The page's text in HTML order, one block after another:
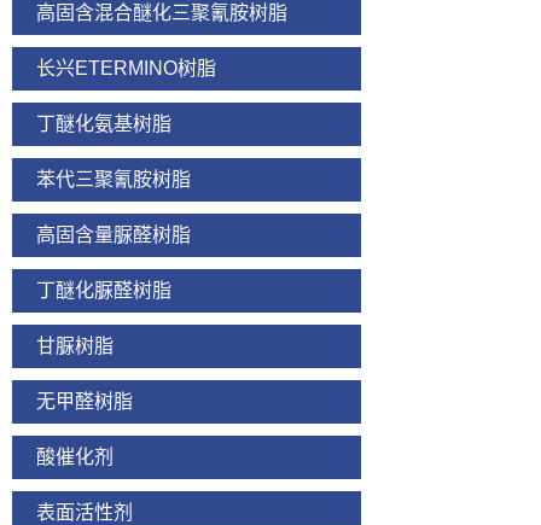
高固含混合醚化三聚氰胺树脂
长兴ETERMINO树脂
丁醚化氨基树脂
苯代三聚氰胺树脂
高固含量脲醛树脂
丁醚化脲醛树脂
甘脲树脂
无甲醛树脂
酸催化剂
表面活性剂